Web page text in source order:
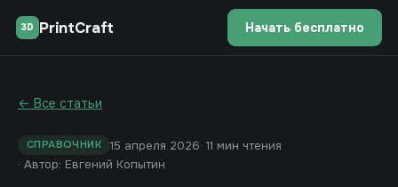
3D PrintCraft Начать бесплатно
← Все статьи
СПРАВОЧНИК 15 апреля 2026· 11 мин чтения
· Автор: Евгений Копытин